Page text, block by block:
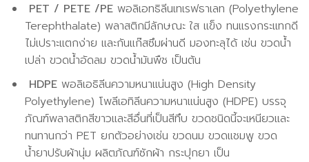
PET / PETE /PEพอลิเอทธิลีนเทเรฟธาเลท (Polyethylene
Terephthalate) พลาสติกมีลักษณะ ใส แข็ง ทนแรงกระแทกดี
ไม่เปราะแตกง่าย และกันแก๊สซึมผ่านดี มองทะลุได้ เช่น ขวดน้ำ
เปล่า ขวดน้ำอัดลม ขวดน้ำมันพืช เป็นต้น
HDPEพอลิเอธิลีนความหนาแน่นสูง (High Density
Polyethylene) โพลีเอทิลีนความหนาแน่นสูง (HDPE) บรรจุ
ภัณฑ์พลาสติกสีขาวและสีอื่นที่เป็นสีทึบ ขวดชนิดนี้จะเหนียวและ
ทนทานกว่า PET ยกตัวอย่างเช่น ขวดนม ขวดแชมพู ขวด
น้ำยาปรับผ้านุ่ม ผลิตภัณฑ์ซักผ้า กระปุกยา เป็น